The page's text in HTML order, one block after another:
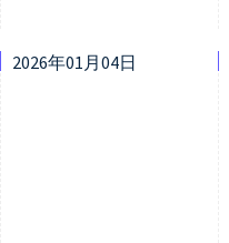
2026年01月04日